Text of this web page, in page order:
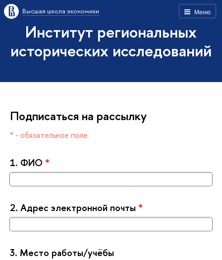
Меню
ысшая школа экономики
Институт региональных
исторических исследований
Подписаться на рассылку
* - обязательное поле
1. ФИО *
2. Адрес электронной почты *
3. Место работы/учёбы